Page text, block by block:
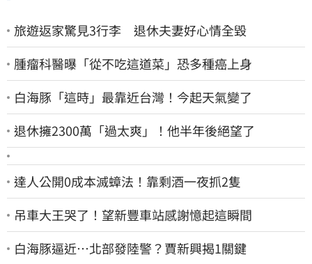
旅遊返家驚見3行李 退休夫妻好心情全毀
腫瘤科醫曝「從不吃這道菜」恐多種癌上身
白海豚「這時」最靠近台灣！今起天氣變了
退休擁2300萬「過太爽」！他半年後絕望了
達人公開0成本滅蟑法！靠剩酒一夜抓2隻
吊車大王哭了！望新豐車站感謝憶起這瞬間
白海豚逼近…北部發陸警？賈新興揭1關鍵